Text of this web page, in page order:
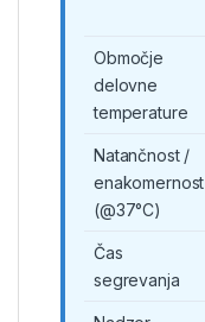
Območje
delovne
temperature
Natančnost /
enakomernost
(@37°C)
Čas
segrevanja